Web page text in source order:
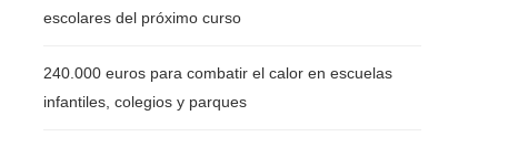
escolares del próximo curso
240.000 euros para combatir el calor en escuelas
infantiles, colegios y parques